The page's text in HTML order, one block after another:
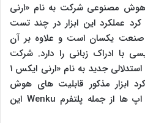
مصنوعی شرکت به نام «ارنی
کرد عملکرد این ابزار در چند تست
صنعت یکسان است و علاوه بر آن
با ادراک زبانی را دارد. شرکت
چینی در کنار این موارد یک مدل استدلالی جدید به نام «ارنی ایکس ۱
کرد ابزار مذکور قابلیت های هوش
مصنوعی را در طیف وسیعی از اپ ها از جمله پلتفرم Wenku این